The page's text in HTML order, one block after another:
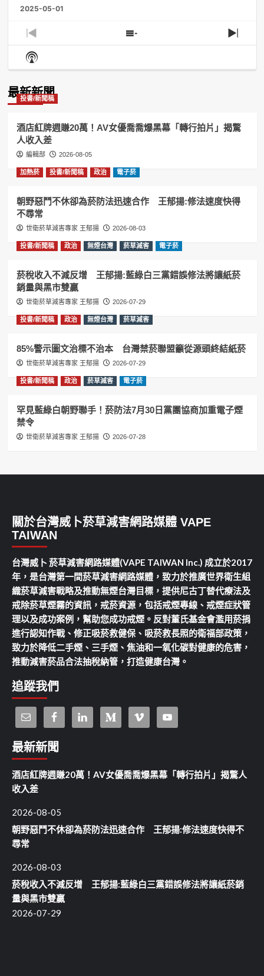
2025-05-01
Previous
Episode
Show
Episodes
Next
Show
Podcast
最新新聞
投書/新聞稿
酒店紅牌週賺20萬！AV女優喬喬爆黑幕「轉行拍片」揭驚
人收入差
編輯部 2026-08-05
加熱菸 投書/新聞稿 政治 電子菸
朝野惡鬥不休卻為菸防法迅速合作 王郁揚:修法速度快得
不尋常
世衛菸草減害專家 王郁揚 2026-08-03
投書/新聞稿 政治 無煙台灣 菸草減害 電子菸
菸稅收入不減反增 王郁揚:藍綠白三黨錯誤修法將讓紙菸
銷量與黑市雙贏
世衛菸草減害專家 王郁揚 2026-07-29
投書/新聞稿 政治 無煙台灣 菸草減害
85%警示圖文治標不治本 台灣禁菸聯盟籲從源頭終結紙菸
世衛菸草減害專家 王郁揚 2026-07-29
投書/新聞稿 政治 菸草減害 電子菸
罕見藍綠白朝野聯手！菸防法7月30日黨團協商加重電子煙
禁令
世衛菸草減害專家 王郁揚 2026-07-28
關於台灣威卜菸草減害網路媒體 VAPE
TAIWAN
台灣威卜 菸草減害網路媒體(VAPE TAIWAN Inc.) 成立於2017
年，是台灣第一間菸草減害網路媒體，致力於推廣世界衛生組
織菸草減害戰略及推動無煙台灣目標，提供尼古丁替代療法及
戒除菸草煙霧的資訊，戒菸資源，包括戒煙專線、戒煙症狀管
理以及成功案例，幫助您成功戒煙。反對董氏基金會濫用菸捐
進行認知作戰、修正吸菸救健保、吸菸救長照的衛福部政策，
致力於降低二手煙、三手煙、焦油和一氧化碳對健康的危害，
推動減害菸品合法抽稅納管，打造健康台灣。
追蹤我們
最新新聞
酒店紅牌週賺20萬！AV女優喬喬爆黑幕「轉行拍片」揭驚人
收入差
2026-08-05
朝野惡鬥不休卻為菸防法迅速合作 王郁揚:修法速度快得不
尋常
2026-08-03
菸稅收入不減反增 王郁揚:藍綠白三黨錯誤修法將讓紙菸銷
量與黑市雙贏
2026-07-29